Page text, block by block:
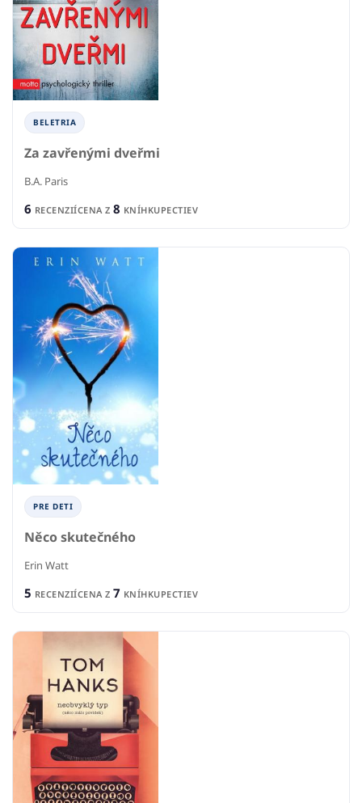
BELETRIA
Za zavřenými dveřmi
B.A. Paris
6 RECENZIÍCENA Z 8 KNÍHKUPECTIEV
PRE DETI
Něco skutečného
Erin Watt
5 RECENZIÍCENA Z 7 KNÍHKUPECTIEV